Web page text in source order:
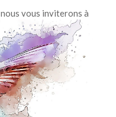
vous inviterons à